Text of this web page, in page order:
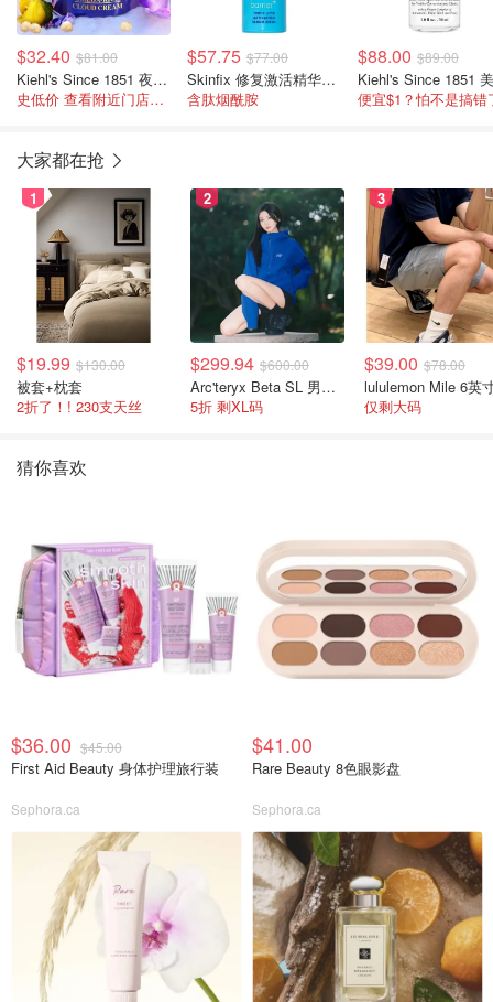
$32.40 $81.00
Kiehl's Since 1851 夜间云朵修复面霜50ml
史低价 查看附近门店库存再下单
$57.75 $77.00
Skinfix 修复激活精华液30ml 补充装
含肽烟酰胺
$88.00 $89.00
便宜$1？怕不是搞错
大家都在抢
1
$19.99 $130.00
被套+枕套
2折了！! 230支天丝
2
$299.94 $600.00
Arc'teryx Beta SL 男士夹克 黑色
5折 剩XL码
3
$39.00 $78.00
仅剩大码
猜你喜欢
$36.00 $45.00
First Aid Beauty 身体护理旅行装
Sephora.ca
$41.00
Rare Beauty 8色眼影盘
Sephora.ca